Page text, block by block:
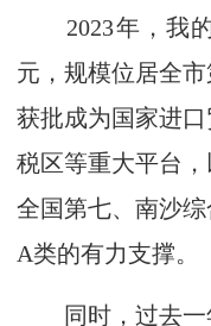
2023年，我的
元，规模位居全
获批成为国家进
税区等重大平台
全国第七、南沙
A类的有力支撑。
同时，过去一